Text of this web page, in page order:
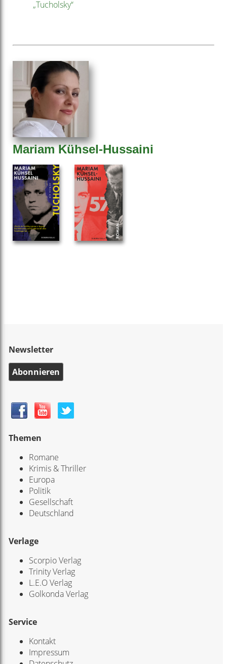
„Tucholsky“
Mariam Kühsel-Hussaini
Newsletter
Abonnieren
Themen
Romane
Krimis & Thriller
Europa
Politik
Gesellschaft
Deutschland
Verlage
Scorpio Verlag
Trinity Verlag
L.E.O Verlag
Golkonda Verlag
Service
Kontakt
Impressum